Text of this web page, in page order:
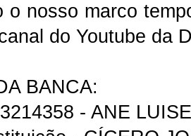
o nosso marco
do Youtube da
BANCA:
- ANE